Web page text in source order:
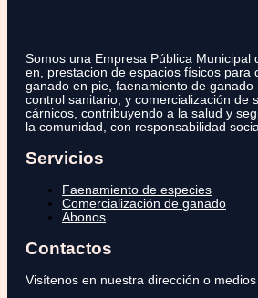
Somos una Empresa Pública Municipal
en, prestacion de espacios físicos para
ganado en pie, faenamiento de ganado
control sanitario, y comercialización de
cárnicos, contribuyendo a la salud y
la comunidad, con responsabilidad
Servicios
Faenamiento de especies
Comercialización de ganado
Abonos
Contactos
Visítenos en nuestra dirección o